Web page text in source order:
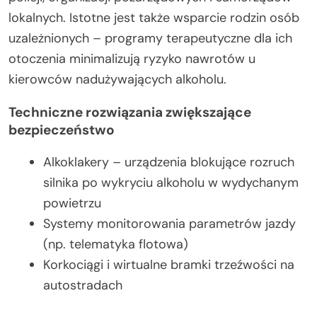
lokalnych. Istotne jest także wsparcie rodzin osób
uzależnionych – programy terapeutyczne dla ich
otoczenia minimalizują ryzyko nawrotów u
kierowców nadużywających alkoholu.
Techniczne rozwiązania zwiększające
bezpieczeństwo
Alkoklakery – urządzenia blokujące rozruch
silnika po wykryciu alkoholu w wydychanym
powietrzu
Systemy monitorowania parametrów jazdy
(np. telematyka flotowa)
Korkociągi i wirtualne bramki trzeźwości na
autostradach